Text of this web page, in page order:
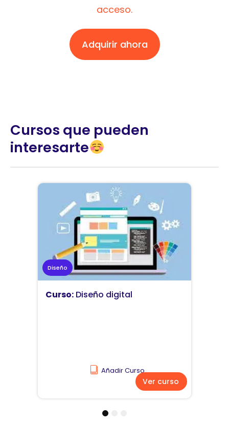
acceso.
Adquirir ahora
Cursos que pueden
interesarte
Marketing
Curso:Diseño y comunicación
Añadir Curso
Ver curso